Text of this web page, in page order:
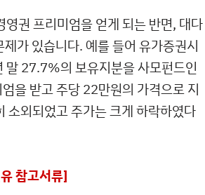
권 프리미엄을 얻게 되는 반면, 대다
가 있습니다. 예를 들어 유가증권시
말 27.7%의 보유지분을 사모펀드인
을 받고 주당 22만원의 가격으로 지
소외되었고 주가는 크게 하락하였다
참고서류]